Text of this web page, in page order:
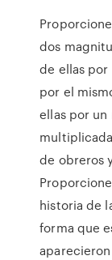
dos
de ellas
por el
ellas por
de obreros
historia de
forma que